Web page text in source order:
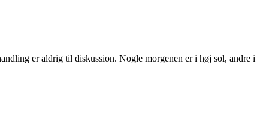
er aldrig til diskussion. Nogle morgenen er i høj sol, andre i